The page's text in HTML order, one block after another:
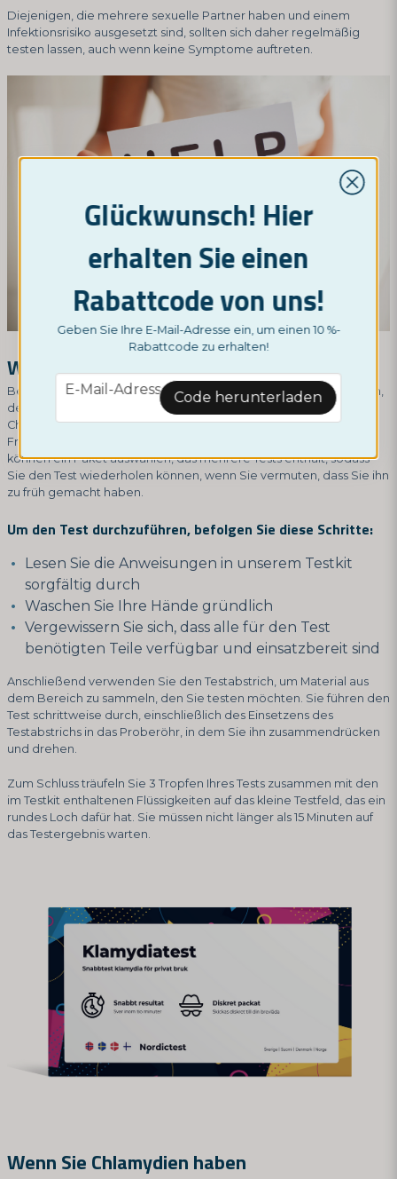
Diejenigen, die mehrere sexuelle Partner haben und einem
Infektionsrisiko ausgesetzt sind, sollten sich daher regelmäßig
testen lassen, auch wenn keine Symptome auftreten.
Wie funktioniert unser Chlamydien-Test?
Bei uns können Sie einenschnellen Chlamydien-Testdurchführen,
der innerhalb von 5-10 Minuten eine Antwort liefert. Unsere
Chlamydien-Tests eignen sich sowohl für Männer als auch für
Frauen und haben eine Genauigkeit von mindestens 98%. Sie
können ein Paket auswählen, das mehrere Tests enthält, sodass
Sie den Test wiederholen können, wenn Sie vermuten, dass Sie ihn
zu früh gemacht haben.
Um den Test durchzuführen, befolgen Sie diese Schritte:
Lesen Sie die Anweisungen in unserem Testkit
sorgfältig durch
Waschen Sie Ihre Hände gründlich
Vergewissern Sie sich, dass alle für den Test
benötigten Teile verfügbar und einsatzbereit sind
Anschließend verwenden Sie den Testabstrich, um Material aus
dem Bereich zu sammeln, den Sie testen möchten. Sie führen den
Test schrittweise durch, einschließlich des Einsetzens des
Testabstrichs in das Proberöhr, in dem Sie ihn zusammendrücken
und drehen.
Zum Schluss träufeln Sie 3 Tropfen Ihres Tests zusammen mit den
im Testkit enthaltenen Flüssigkeiten auf das kleine Testfeld, das ein
rundes Loch dafür hat. Sie müssen nicht länger als 15 Minuten auf
das Testergebnis warten.
Wenn Sie Chlamydien haben
Glückwunsch! Hier
erhalten Sie einen
Rabattcode von uns!
Geben Sie Ihre E-Mail-Adresse ein, um einen 10 %-
Rabattcode zu erhalten!
email
E-Mail-Adresse Code herunterladen